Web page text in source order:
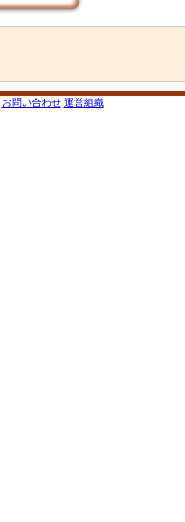
お問い合わせ 運営組織